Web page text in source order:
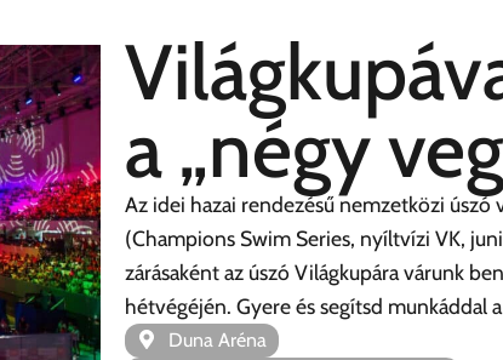
a „négy
Az idei hazai rendezésű nemzetközi úszó
(Champions Swim Series, nyíltvízi VK,
zárásaként az úszó Világkupára várunk
hétvégéjén. Gyere és segítsd munkáddal
Duna Aréna